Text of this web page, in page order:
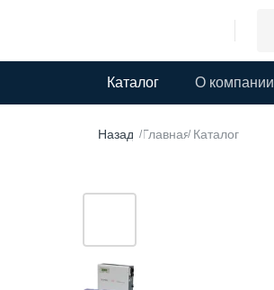
Каталог О компании
/Главная/ Каталог
Назад